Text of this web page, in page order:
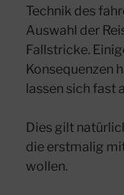
Technik des
Auswahl der
Fallstricke.
Konsequenzen
lassen sich fast
Dies gilt
die erstmalig
wollen.